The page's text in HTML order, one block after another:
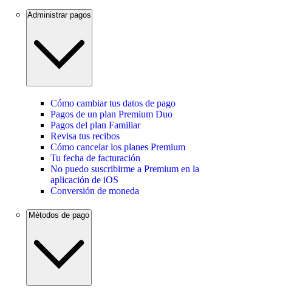
Administrar pagos
Cómo cambiar tus datos de pago
Pagos de un plan Premium Duo
Pagos del plan Familiar
Revisa tus recibos
Cómo cancelar los planes Premium
Tu fecha de facturación
No puedo suscribirme a Premium en la
aplicación de iOS
Conversión de moneda